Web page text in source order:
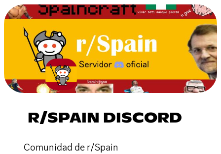
R/SPAIN DISCORD
Comunidad de r/Spain